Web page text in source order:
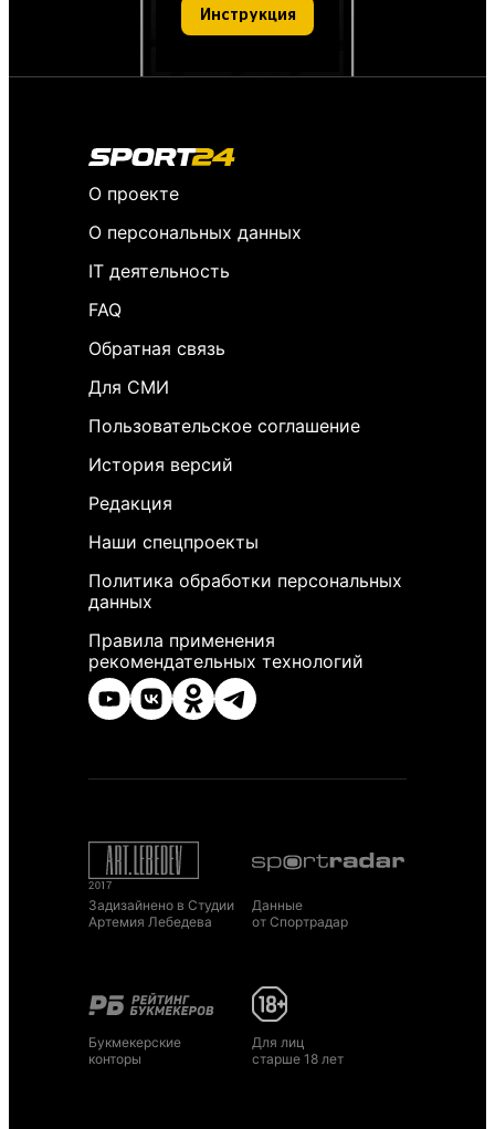
Инструкция
О проекте
О персональных данных
IT деятельность
FAQ
Обратная связь
Для СМИ
Пользовательское соглашение
История версий
Редакция
Наши спецпроекты
Политика обработки персональных
данных
Правила применения
рекомендательных технологий
Задизайнено в Студии
Артемия Лебедева
Данные
от Спортрадар
Букмекерские
конторы
Для лиц
старше 18 лет